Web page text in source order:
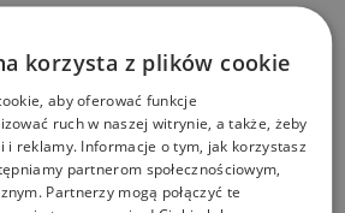
korzysta z plików cookie
aby oferować funkcje
ruch w naszej witrynie, a także, żeby
i reklamy. Informacje o tym, jak korzystasz
partnerom społecznościowym,
Partnerzy mogą połączyć te